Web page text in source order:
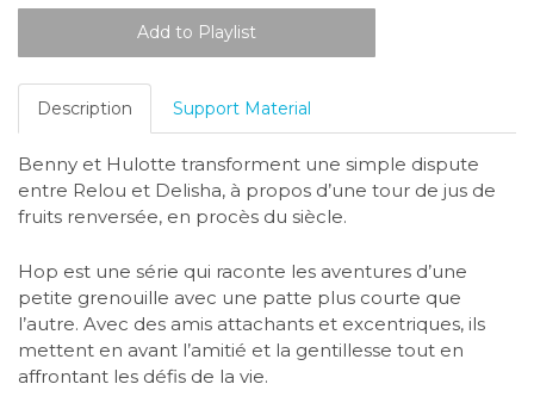
Description Support Material
Benny et Hulotte transforment une simple dispute
entre Relou et Delisha, à propos d’une tour de jus de
fruits renversée, en procès du siècle.
Hop est une série qui raconte les aventures d’une
petite grenouille avec une patte plus courte que
l’autre. Avec des amis attachants et excentriques, ils
mettent en avant l’amitié et la gentillesse tout en
affrontant les défis de la vie.